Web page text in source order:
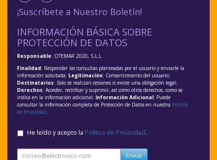
¡Suscríbete a Nuestro Boletín!
INFORMACIÓN BÁSICA SOBRE
PROTECCIÓN DE DATOS
Responsable: OTEMAR 2020, S.L.L.
Finalidad: Responder las consultas planteadas por el usuario y enviarle la
información solicitada; Legitimación: Consentimiento del usuario;
Destinatarios: Solo se realizan cesiones si existe una obligación legal;
Derechos: Acceder, rectificar y suprimir, así como otros derechos, como se
indica en la información adicional; Información Adicional: Puede
consultar la información completa de Protección de Datos en nuestra Política
de Privacidad.
He leído y acepto la Política de Privacidad.
Enviar